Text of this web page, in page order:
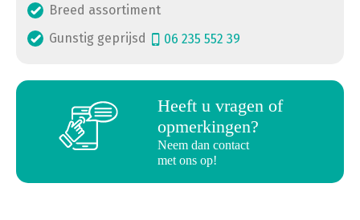
Breed assortiment
Gunstig geprijsd
06 235 552 39
Heeft u vragen of
opmerkingen?
Neem dan contact
met ons op!
a